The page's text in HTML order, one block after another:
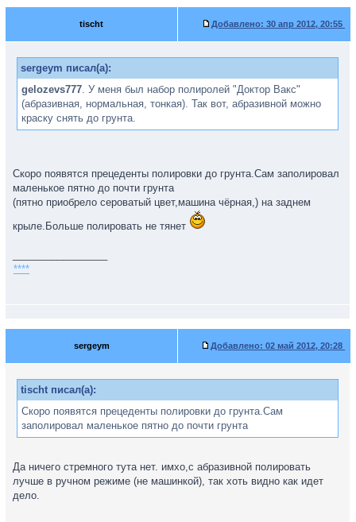
tischt Добавлено: 30 апр 2012, 20:55
sergeym писал(а):
gelozevs777. У меня был набор полиролей "Доктор Вакс"
(абразивная, нормальная, тонкая). Так вот, абразивной можно
краску снять до грунта.
Скоро появятся прецеденты полировки до грунта.Сам заполировал
маленькое пятно до почти грунта
(пятно приобрело сероватый цвет,машина чёрная,) на заднем
крыле.Больше полировать не тянет
****
sergeym Добавлено: 02 май 2012, 20:28
tischt писал(а):
Скоро появятся прецеденты полировки до грунта.Сам
заполировал маленькое пятно до почти грунта
Да ничего стремного тута нет. имхо,с абразивной полировать
лучше в ручном режиме (не машинкой), так хоть видно как идет
дело.